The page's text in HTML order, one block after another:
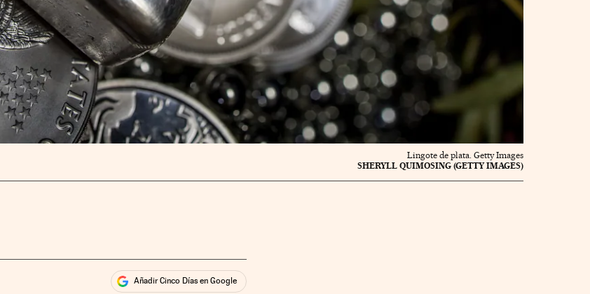
Lingote de plata. Getty Images
SHERYLL QUIMOSING (GETTY IMAGES)
Añadir Cinco Días en Google